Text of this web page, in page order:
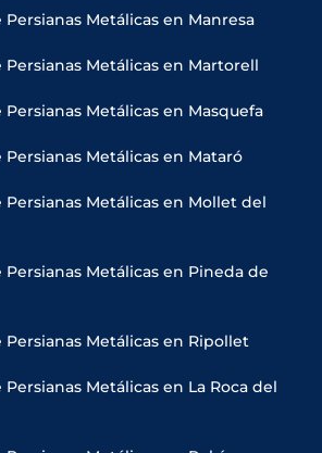
Persianas Metálicas en Manresa
Persianas Metálicas en Martorell
Persianas Metálicas en Masquefa
Persianas Metálicas en Mataró
Persianas Metálicas en Mollet del
Persianas Metálicas en Pineda de
Persianas Metálicas en Ripollet
Metálicas en La Roca del